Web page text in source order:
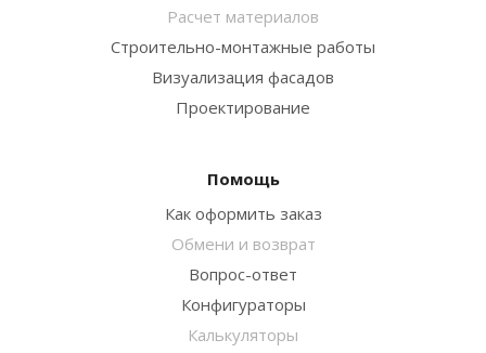
Расчет материалов
Строительно-монтажные работы
Визуализация фасадов
Проектирование
Помощь
Как оформить заказ
Обмени и возврат
Вопрос-ответ
Конфигураторы
Калькуляторы